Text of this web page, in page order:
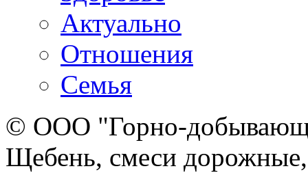
Актуально
Отношения
Семья
© ООО "Горно-
Щебень, смеси